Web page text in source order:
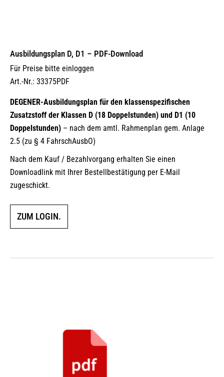
Ausbildungsplan D, D1 – PDF-Download
Für Preise bitte einloggen
Art.-Nr.: 33375PDF
DEGENER-Ausbildungsplan für den klassenspezifischen
Zusatzstoff der Klassen D (18 Doppelstunden) und D1 (10
Doppelstunden) – nach dem amtl. Rahmenplan gem. Anlage
2.5 (zu § 4 FahrschAusbO)
Nach dem Kauf / Bezahlvorgang erhalten Sie einen
Downloadlink mit Ihrer Bestellbestätigung per E-Mail
zugeschickt.
ZUM LOGIN.